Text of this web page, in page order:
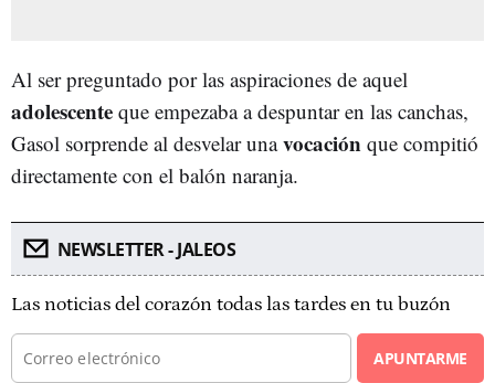
Al ser preguntado por las aspiraciones de aquel
adolescente que empezaba a despuntar en las canchas,
Gasol sorprende al desvelar unavocación que compitió
directamente con el balón naranja.
NEWSLETTER - JALEOS
Las noticias del corazón todas las tardes en tu buzón
APUNTARME